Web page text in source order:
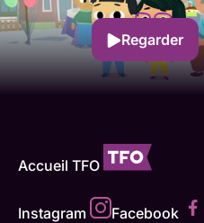
Regarder
Accueil TFO
Instagram Facebook